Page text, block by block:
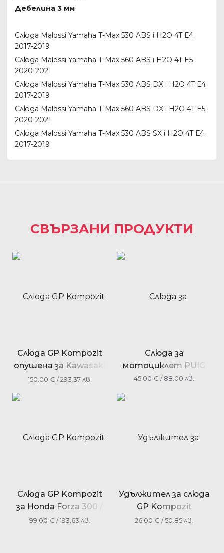
Дебелина 3 мм
Слюда Malossi Yamaha T-Max 530 ABS i H2O 4T E4
2017-2019
Слюда Malossi Yamaha T-Max 560 ABS i H2O 4T E5
2020-2021
Слюда Malossi Yamaha T-Max 530 ABS DX i H2O 4T E4
2017-2019
Слюда Malossi Yamaha T-Max 560 ABS DX i H2O 4T E5
2020-2021
Слюда Malossi Yamaha T-Max 530 ABS SX i H2O 4T E4
2017-2019
СВЪРЗАНИ ПРОДУКТИ
Слюда GP Kompozit
опушена за Kawasaki
GTR 1400 2008-2016
150.00 € / 293.37 лв.
Слюда за
мотоциклет PUIG
45.00 € / 88.00 лв.
Слюда GP Kompozit
за Honda Forza 300 /
NSS300 2013-2017
99.00 € / 193.63 лв.
Удължител за слюда
GP Kompozit
универсална
26.00 € / 50.85 лв.